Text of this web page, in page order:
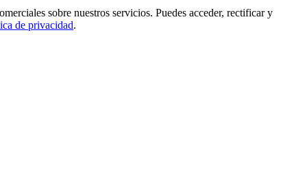
sobre nuestros servicios. Puedes acceder, rectificar y
de privacidad.